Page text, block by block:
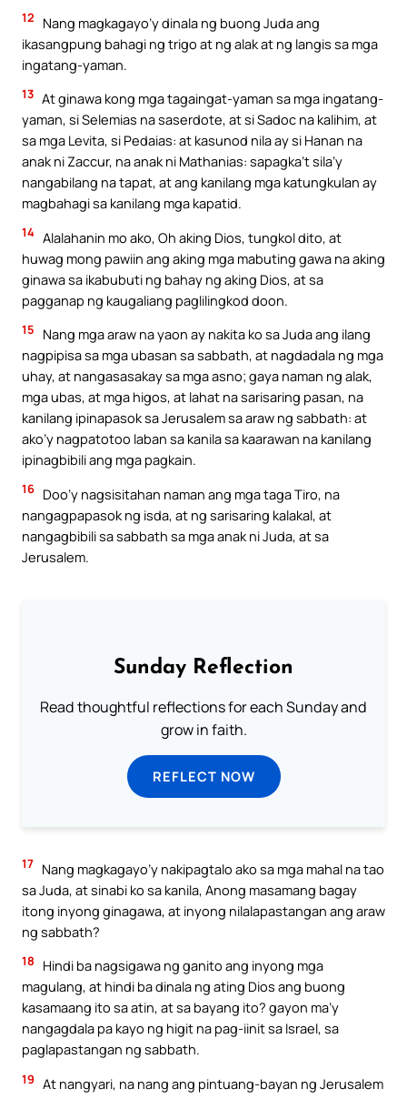
12
Nang magkagayo’y dinala ng buong Juda ang
ikasangpung bahagi ng trigo at ng alak at ng langis sa mga
ingatang-yaman.
13 At ginawa kong mga tagaingat-yaman sa mga ingatang-
yaman, si Selemias na saserdote, at si Sadoc na kalihim, at
sa mga Levita, si Pedaias: at kasunod nila ay si Hanan na
anak ni Zaccur, na anak ni Mathanias: sapagka’t sila’y
nangabilang na tapat, at ang kanilang mga katungkulan ay
magbahagi sa kanilang mga kapatid.
14 Alalahanin mo ako, Oh aking Dios, tungkol dito, at
huwag mong pawiin ang aking mga mabuting gawa na aking
ginawa sa ikabubuti ng bahay ng aking Dios, at sa
pagganap ng kaugaliang paglilingkod doon.
15
Nang mga araw na yaon ay nakita ko sa Juda ang ilang
nagpipisa sa mga ubasan sa sabbath, at nagdadala ng mga
uhay, at nangasasakay sa mga asno; gaya naman ng alak,
mga ubas, at mga higos, at lahat na sarisaring pasan, na
kanilang ipinapasok sa Jerusalem sa araw ng sabbath: at
ako’y nagpatotoo laban sa kanila sa kaarawan na kanilang
ipinagbibili ang mga pagkain.
16 Doo’y nagsisitahan naman ang mga taga Tiro, na
nangagpapasok ng isda, at ng sarisaring kalakal, at
nangagbibili sa sabbath sa mga anak ni Juda, at sa
Jerusalem.
Sunday Reflection
Read thoughtful reflections for each Sunday and
grow in faith.
REFLECT NOW
17 Nang magkagayo’y nakipagtalo ako sa mga mahal na tao
sa Juda, at sinabi ko sa kanila, Anong masamang bagay
itong inyong ginagawa, at inyong nilalapastangan ang araw
ng sabbath?
18
Hindi ba nagsigawa ng ganito ang inyong mga
magulang, at hindi ba dinala ng ating Dios ang buong
kasamaang ito sa atin, at sa bayang ito? gayon ma’y
nangagdala pa kayo ng higit na pag-iinit sa Israel, sa
paglapastangan ng sabbath.
19 At nangyari, na nang ang pintuang-bayan ng Jerusalem